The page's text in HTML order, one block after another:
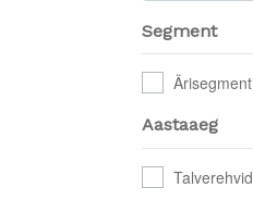
Segment
Ärisegment
Aastaaeg
Talverehvid